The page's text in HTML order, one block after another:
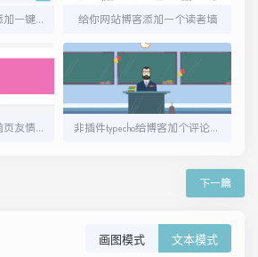
给你网站博客的评论添加一键打卡功能 给你网站博客添加一个读者墙
给网站博客底部增加首页友情链接 非插件typecho给博客加个评论等级-仿虎牙直播贵族
下一篇
画图模式 文本模式